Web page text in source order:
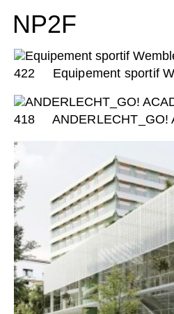
NP2F
422 Equipement sportif
418 ANDERLECHT_GO!